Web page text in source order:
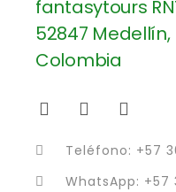
Teléfono: +57
WhatsApp: +57